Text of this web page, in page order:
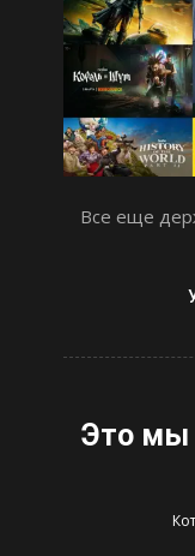
Все еще
Это мы